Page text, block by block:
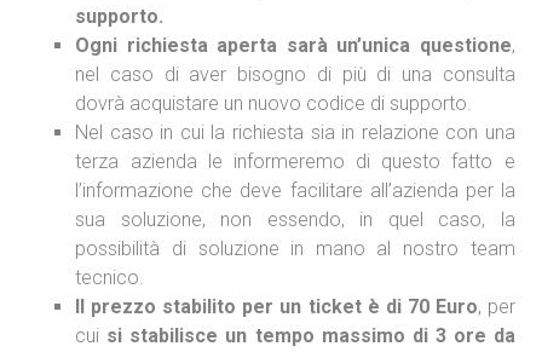
supporto.
Ogni richiesta aperta sarà un’unica questione,
nel caso di aver bisogno di più di una consulta
dovrà acquistare un nuovo codice di supporto.
Nel caso in cui la richiesta sia in relazione con una
terza azienda le informeremo di questo fatto e
l’informazione che deve facilitare all’azienda per la
sua soluzione, non essendo, in quel caso, la
possibilità di soluzione in mano al nostro team
tecnico.
Il prezzo stabilito per un ticket è di 70 Euro, per
cui si stabilisce un tempo massimo di 3 ore da